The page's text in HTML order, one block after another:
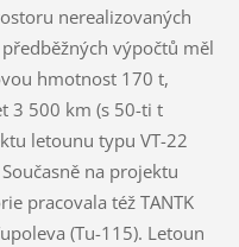
nerealizovaných
výpočtů měl
hmotnost 170 t,
3 500 km (s 50-ti t
letounu typu VT-22
na projektu
pracovala též TANTK
(Tu-115). Letoun